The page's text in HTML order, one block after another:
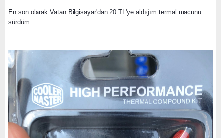
En son olarak Vatan Bilgisayar'dan 20 TL'ye aldığım termal macunu
sürdüm.